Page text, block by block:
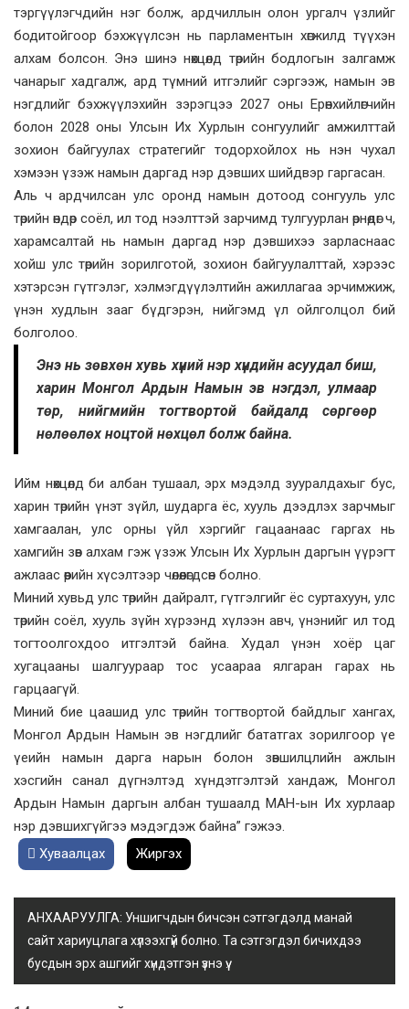
тэргүүлэгчдийн нэг болж, ардчиллын олон ургалч үзлийг
бодитойгоор бэхжүүлсэн нь парламентын хөгжилд түүхэн
алхам болсон. Энэ шинэ нөхцөлд төрийн бодлогын залгамж
чанарыг хадгалж, ард түмний итгэлийг сэргээж, намын эв
нэгдлийг бэхжүүлэхийн зэрэгцээ 2027 оны Ерөнхийлөгчийн
болон 2028 оны Улсын Их Хурлын сонгуулийг амжилттай
зохион байгуулах стратегийг тодорхойлох нь нэн чухал
хэмээн үзэж намын даргад нэр дэвших шийдвэр гаргасан.
Аль ч ардчилсан улс оронд намын дотоод сонгууль улс
төрийн өндөр соёл, ил тод нээлттэй зарчимд тулгуурлан өрнөдөг ч,
харамсалтай нь намын даргад нэр дэвшихээ зарласнаас
хойш улс төрийн зорилготой, зохион байгуулалттай, хэрээс
хэтэрсэн гүтгэлэг, хэлмэгдүүлэлтийн ажиллагаа эрчимжиж,
үнэн худлын зааг бүдгэрэн, нийгэмд үл ойлголцол бий
болголоо.
Энэ нь зөвхөн хувь хүний нэр хүндийн асуудал биш,
харин Монгол Ардын Намын эв нэгдэл, улмаар
төр, нийгмийн тогтвортой байдалд сөргөөр
нөлөөлөх ноцтой нөхцөл болж байна.
Ийм нөхцөлд би албан тушаал, эрх мэдэлд зууралдахыг бус,
харин төрийн үнэт зүйл, шударга ёс, хууль дээдлэх зарчмыг
хамгаалан, улс орны үйл хэргийг гацаанаас гаргах нь
хамгийн зөв алхам гэж үзэж Улсын Их Хурлын даргын үүрэгт
ажлаас өөрийн хүсэлтээр чөлөөлөгдсөн болно.
Миний хувьд улс төрийн дайралт, гүтгэлгийг ёс суртахуун, улс
төрийн соёл, хууль зүйн хүрээнд хүлээн авч, үнэнийг ил тод
тогтоолгохдоо итгэлтэй байна. Худал үнэн хоёр цаг
хугацааны шалгуураар тос усаараа ялгаран гарах нь
гарцаагүй.
Миний бие цаашид улс төрийн тогтвортой байдлыг хангах,
Монгол Ардын Намын эв нэгдлийг бататгах зорилгоор үе
үеийн намын дарга нарын болон зөвшилцлийн ажлын
хэсгийн санал дүгнэлтэд хүндэтгэлтэй хандаж, Монгол
Ардын Намын даргын албан тушаалд МАН-ын Их хурлаар
нэр дэвшихгүйгээ мэдэгдэж байна” гэжээ.
Хуваалцах
Жиргэх
АНХААРУУЛГА: Уншигчдын бичсэн сэтгэгдэлд манай
сайт хариуцлага хүлээхгүй болно. Та сэтгэгдэл бичихдээ
бусдын эрх ашгийг хүндэтгэн үзнэ үү.